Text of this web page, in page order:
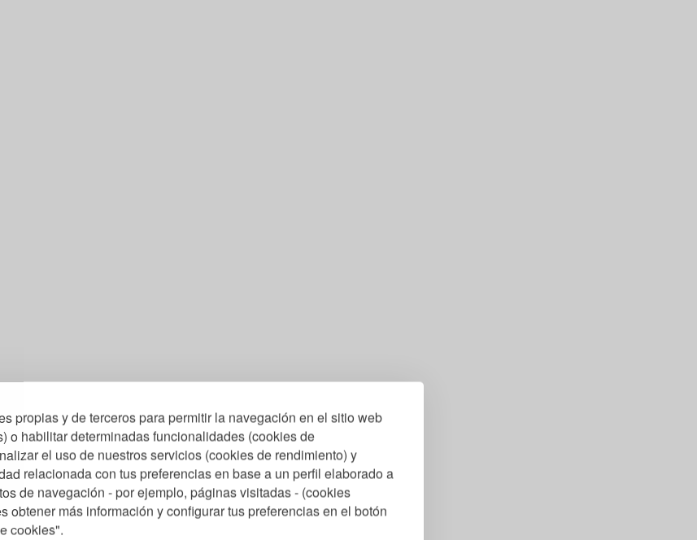
propias y de terceros para permitir la navegación en el sitio web
o habilitar determinadas funcionalidades (cookies de
el uso de nuestros servicios (cookies de rendimiento) y
relacionada con tus preferencias en base a un perfil elaborado a
de navegación - por ejemplo, páginas visitadas - (cookies
obtener más información y configurar tus preferencias en el botón
cookies".